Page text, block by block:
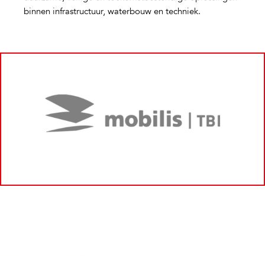
binnen infrastructuur, waterbouw en techniek.